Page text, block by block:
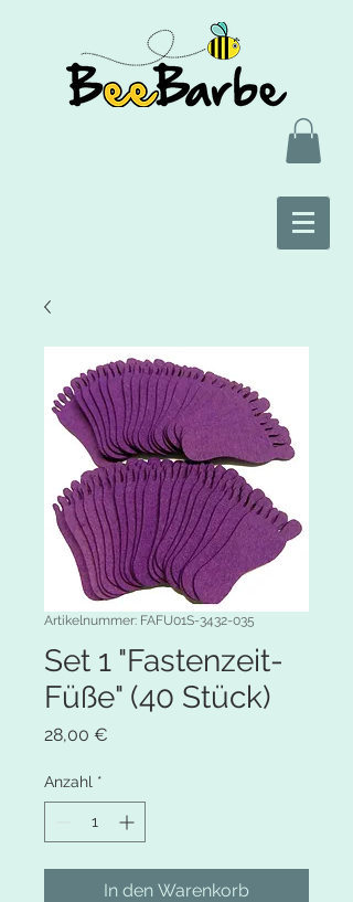
Artikelnummer: FAFU01S-3432-035
Set 1 "Fastenzeit-
Füße" (40 Stück)
28,00 €
Anzahl *
In den Warenkorb